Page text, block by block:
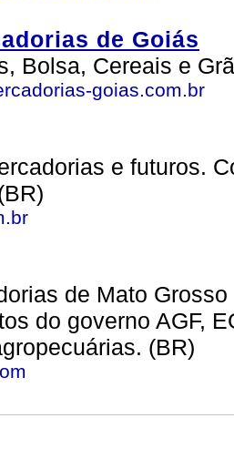
de Goiás
Bolsa, Cereais e
goias.com.br
e futuros.
de Mato
do governo AGF,
(BR)